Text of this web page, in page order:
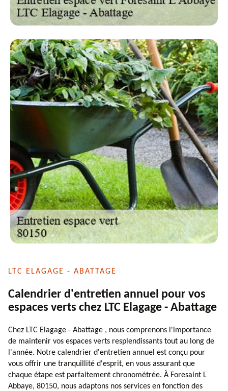
LTC ELAGAGE - ABATTAGE
Calendrier d'entretien annuel pour vos
espaces verts chez LTC Elagage - Abattage
Chez LTC Elagage - Abattage , nous comprenons l'importance
de maintenir vos espaces verts resplendissants tout au long de
l'année. Notre calendrier d'entretien annuel est conçu pour
vous offrir une tranquillité d'esprit, en vous assurant que
chaque étape est parfaitement chronométrée. À Foresaint L
Abbaye, 80150, nous adaptons nos services en fonction des